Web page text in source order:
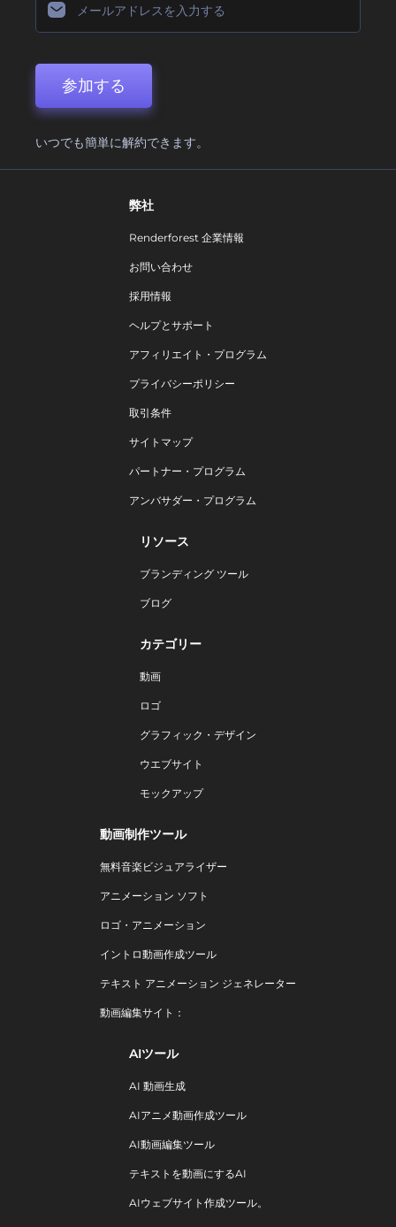
参加する
いつでも簡単に解約できます。
弊社
Renderforest 企業情報
お問い合わせ
採用情報
ヘルプとサポート
アフィリエイト・プログラム
プライバシーポリシー
取引条件
サイトマップ
パートナー・プログラム
アンバサダー・プログラム
リソース
ブランディング ツール
ブログ
カテゴリー
動画
ロゴ
グラフィック・デザイン
ウエブサイト
モックアップ
動画制作ツール
無料音楽ビジュアライザー
アニメーション ソフト
ロゴ・アニメーション
イントロ動画作成ツール
テキスト アニメーション ジェネレーター
動画編集サイト：
AIツール
AI 動画生成
AIアニメ動画作成ツール
AI動画編集ツール
テキストを動画にするAI
AIウェブサイト作成ツール。